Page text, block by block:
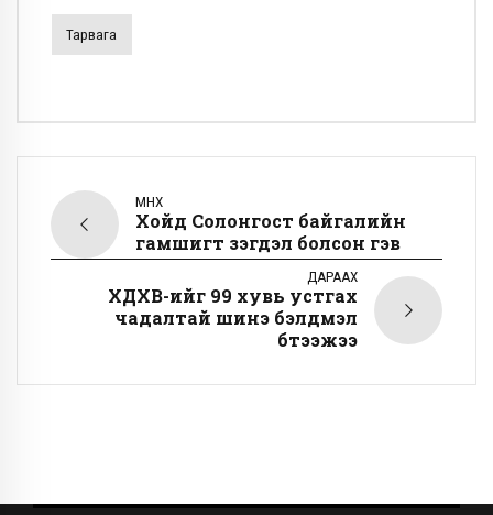
Тарвага
ӨМНӨХ
Хойд Солонгост байгалийн
гамшигт үзэгдэл болсон гэв
ДАРААХ
ХДХВ-ийг 99 хувь устгах
чадалтай шинэ бэлдмэл
бүтээжээ